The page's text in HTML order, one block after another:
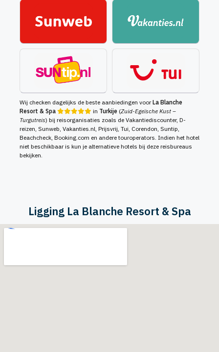
Wij checken dagelijks de beste aanbiedingen voorLa Blanche
Resort & Spa
in Turkije (Zuid-Egeïsche Kust –
Turgutreis) bij reisorganisaties zoals de Vakantiediscounter, D-
reizen, Sunweb, Vakanties.nl, Prijsvrij, Tui, Corendon, Suntip,
Beachcheck, Booking.com en andere touroperators. Indien het hotel
niet beschikbaar is kun je alternatieve hotels bij deze reisbureaus
bekijken.
Ligging La Blanche Resort & Spa